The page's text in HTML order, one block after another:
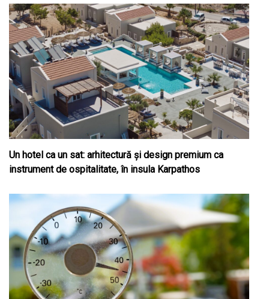
Un hotel ca un sat: arhitectură și design premium ca
instrument de ospitalitate, în insula Karpathos